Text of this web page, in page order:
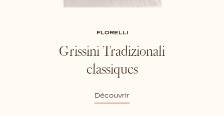
FLORELLI
Grissini Tradizionali
classiques
Découvrir